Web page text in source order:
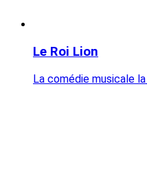
Le Roi Lion
La comédie musicale